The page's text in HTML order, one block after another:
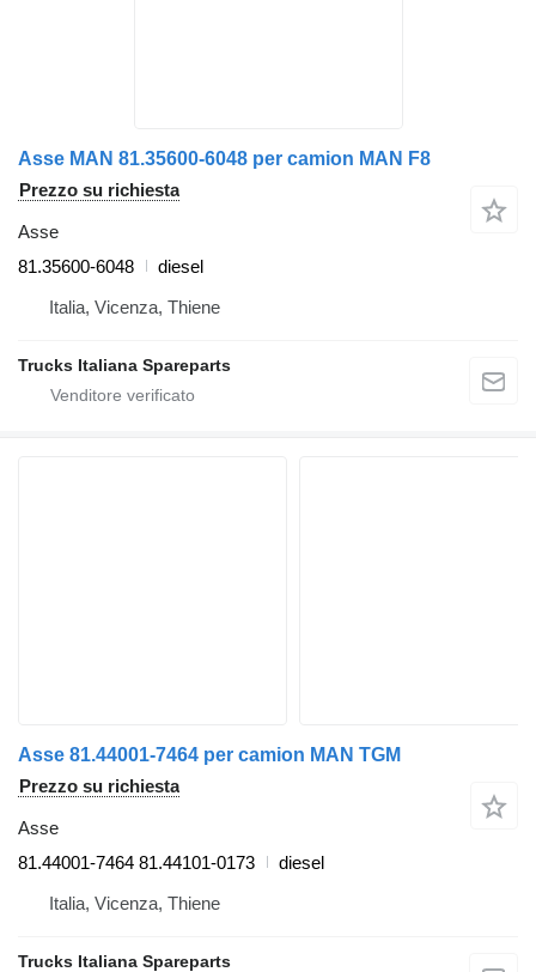
Asse MAN 81.35600-6048 per camion MAN F8
Prezzo su richiesta
Asse
81.35600-6048
diesel
Italia, Vicenza, Thiene
Trucks Italiana Spareparts
Asse 81.44001-7464 per camion MAN TGM
Prezzo su richiesta
Asse
81.44001-7464 81.44101-0173
diesel
Italia, Vicenza, Thiene
Trucks Italiana Spareparts